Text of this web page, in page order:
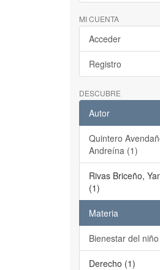
MI CUENTA
Acceder
Registro
DESCUBRE
Autor
Quintero
Andreína (1)
Rivas Briceño,
(1)
Materia
Bienestar del
Derecho (1)